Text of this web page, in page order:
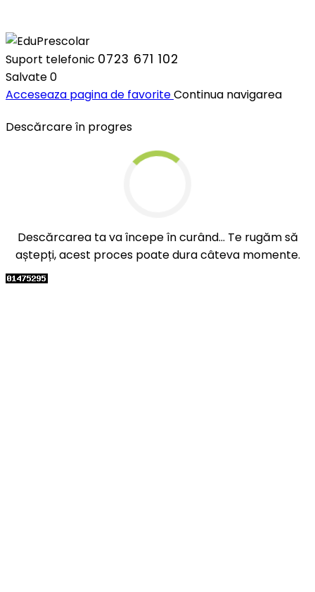
Suport telefonic 0723 671 102
Salvate0
Acceseaza pagina de favoriteContinua navigarea
Descărcare în progres
Descărcarea ta va începe în curând... Te rugăm să
aștepți, acest proces poate dura câteva momente.